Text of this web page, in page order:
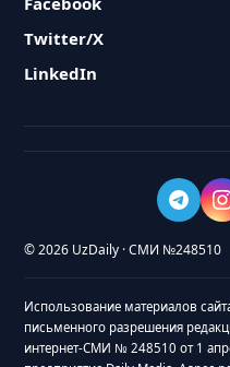
Twitter/X
LinkedIn
© 2026 UzDaily · СМИ №248510
Использование материалов
письменного разрешения
интернет-СМИ № 248510 от 1